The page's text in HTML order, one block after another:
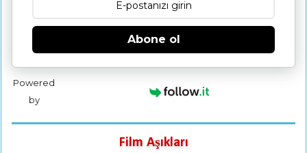
Abone ol
Powered
by
Film Aşıkları